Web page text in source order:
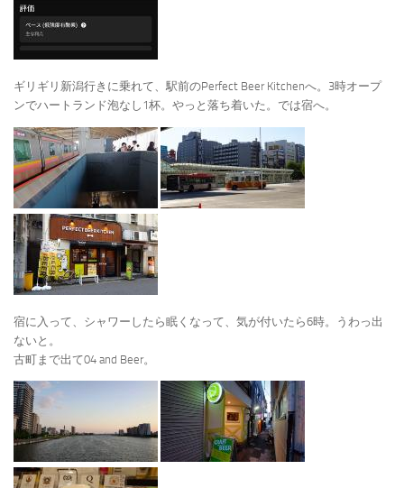
ギリギリ新潟行きに乗れて、駅前のPerfect Beer Kitchenへ。3時オープ
ンでハートランド泡なし1杯。やっと落ち着いた。では宿へ。
宿に入って、シャワーしたら眠くなって、気が付いたら6時。うわっ出
ないと。
古町まで出て04 and Beer。